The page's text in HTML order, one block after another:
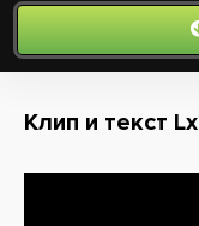
Клип и текст